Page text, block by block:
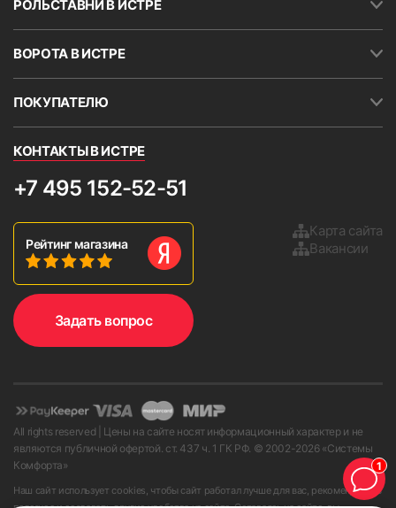
РОЛЬСТАВНИ В ИСТРЕ
ВОРОТА В ИСТРЕ
ПОКУПАТЕЛЮ
КОНТАКТЫ В ИСТРЕ
+7 495 152-52-51
Рейтинг магазина
Карта сайта
Вакансии
Задать вопрос
All rights reserved | Цены на сайте носят информационный характер и не
являются публичной офертой. ст. 437 ч. 1 ГК РФ. © 2002-2026 «Системы
Комфорта»
Наш сайт использует cookies, чтобы сайт работал лучше для вас, рекомендовать
1